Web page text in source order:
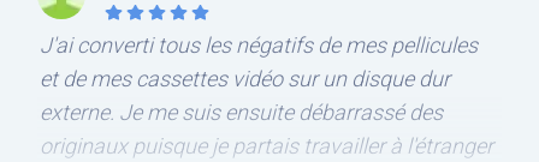
J'ai converti tous les négatifs de mes pellicules
et de mes cassettes vidéo sur un disque dur
externe. Je me suis ensuite débarrassé des
originaux puisque je partais travailler à l'étranger